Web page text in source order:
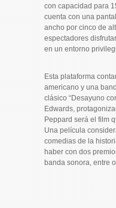
con capacidad para
cuenta con una
ancho por cinco de
espectadores
en un entorno
Esta plataforma
americano y una
clásico “Desayuno
Edwards,
Peppard será el film
Una película
comedias de la
haber con dos
banda sonora, entre